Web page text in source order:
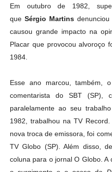
Em outubro de 1982,
que Sérgio Martinsdenunciou
causou grande impacto na
Placar que provocou alvoroço
1984.
Esse ano marcou, também,
comentarista do SBT (SP),
paralelamente ao seu
1982, trabalhou na TV
nova troca de emissora, foi
TV Globo (SP). Além disso,
coluna para o jornal O Globo. A